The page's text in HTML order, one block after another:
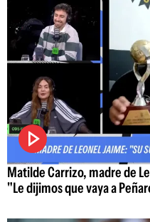
Matilde Carrizo, madre de
"Le dijimos que vaya a